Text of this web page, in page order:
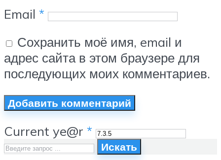
Email *
Сохранить моё имя, email и
адрес сайта в этом браузере для
последующих моих комментариев.
Current ye@r *
Искать